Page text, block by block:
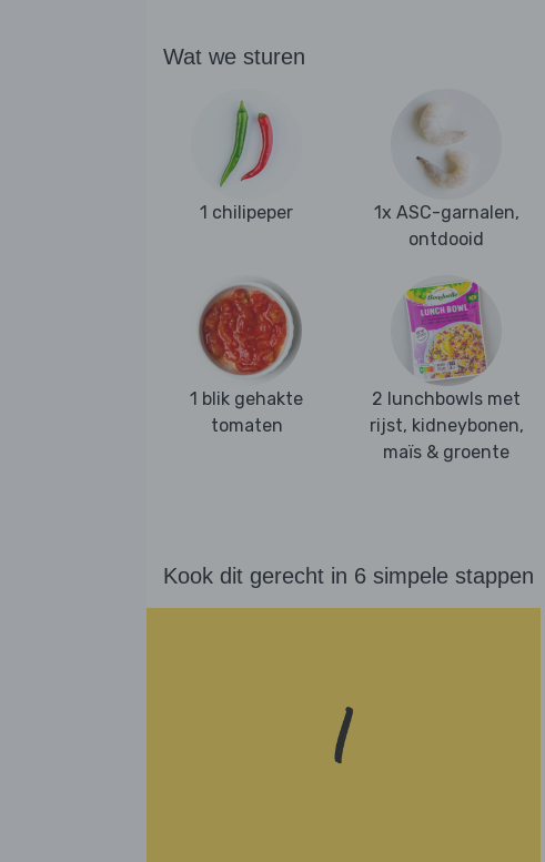
Wat we sturen
1 chilipeper
1x ASC-garnalen,
ontdooid
1 blik gehakte
tomaten
2 lunchbowls met
rijst, kidneybonen,
maïs & groente
Kook dit gerecht in 6 simpele stappen